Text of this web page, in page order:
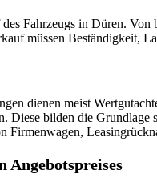
Fahrzeugs in Düren.
müssen Beständigkeit,
dienen meist
Diese bilden die
Firmenwagen,
Angebotspreises